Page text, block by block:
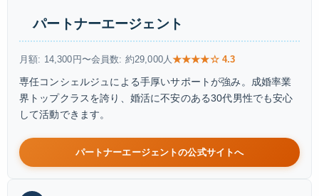
パートナーエージェント
月額: 14,300円〜会員数: 約29,000人★★★★☆ 4.3
専任コンシェルジュによる手厚いサポートが強み。成婚率業
界トップクラスを誇り、婚活に不安のある30代男性でも安心
して活動できます。
パートナーエージェントの公式サイトへ